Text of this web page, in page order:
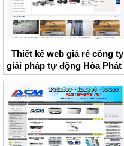
Thiết kế web giá rẻ công ty
giải pháp tự động Hòa Phát